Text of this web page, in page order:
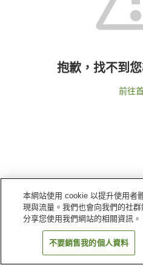
抱歉，找不到
前往
本網站使用 cookie 以提升使用者
現與流量。我們也會向我們的社
分享您使用我們網站的相關資訊。
不要銷售我的個人資料